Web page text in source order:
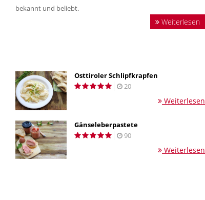
bekannt und beliebt.
Weiterlesen
Osttiroler Schlipfkrapfen
20
Weiterlesen
Gänseleberpastete
90
Weiterlesen